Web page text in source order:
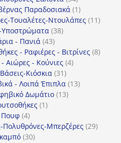
προϊόντα
Παραδοσιακά 11
προϊόν
Τουαλέτες-Ντουλάπες 1111
Υποστρώματα 3838
- Πανιά 4343
προϊόντα
- Ραφιέρες - Βιτρίνες 88
Αιώρες - Κούνιες 44
Κιόσκια 3131
προϊόντα
- Λοιπά Έπιπλα 1313
Δωμάτιο 1313
11
Πουφ 44
προϊόντα
Πολυθρόνες-Μπερζέρες 2929
3030